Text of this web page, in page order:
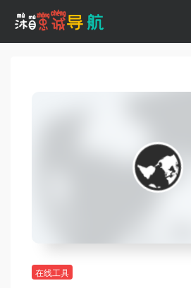
在线工具